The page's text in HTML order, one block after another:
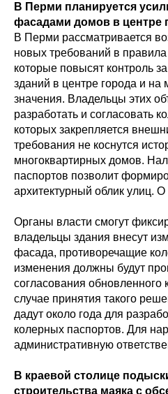
В Перми планируется
фасадами домов в центре
В Перми рассматривается
новых требований в правила
которые повысят контроль
зданий в центре города и на
значения. Владельцы этих
разработать и согласовать
которых закрепляется
требования не коснутся
многоквартирных домов.
паспортов позволит
архитектурный облик улиц. О
Органы власти смогут
владельцы здания внесут
фасада, противоречащие
изменения должны будут
согласования обновленного
случае принятия такого
дадут около года для
колерных паспортов. Для
административную
В краевой столице
строительства маяка с